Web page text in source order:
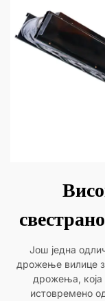
Још једна
дрожење вилице
дрожења, која
истовремено